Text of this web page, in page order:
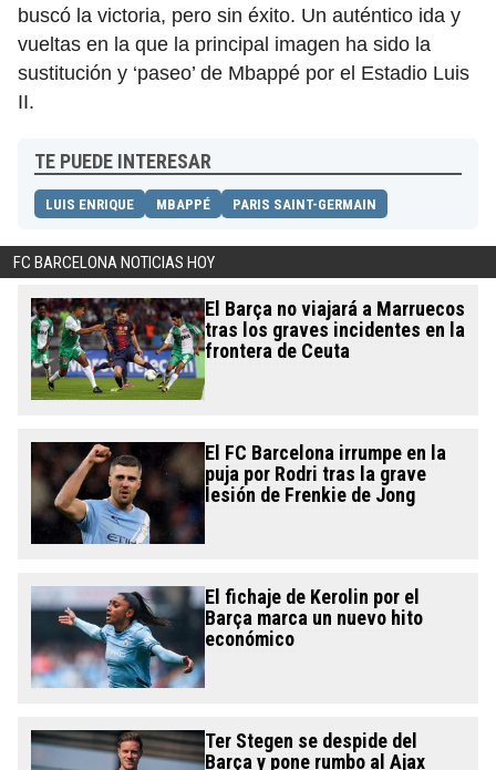
buscó la victoria, pero sin éxito. Un auténtico ida y
vueltas en la que la principal imagen ha sido la
sustitución y ‘paseo’ de Mbappé por el Estadio Luis
II.
TE PUEDE INTERESAR
LUIS ENRIQUE MBAPPÉ PARIS SAINT-GERMAIN
FC BARCELONA NOTICIAS HOY
El Barça no viajará a Marruecos
tras los graves incidentes en la
frontera de Ceuta
El FC Barcelona irrumpe en la
puja por Rodri tras la grave
lesión de Frenkie de Jong
El fichaje de Kerolin por el
Barça marca un nuevo hito
económico
Ter Stegen se despide del
Barça y pone rumbo al Ajax